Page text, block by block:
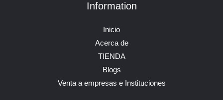
Information
Inicio
Acerca de
TIENDA
Blogs
Venta a empresas e Instituciones